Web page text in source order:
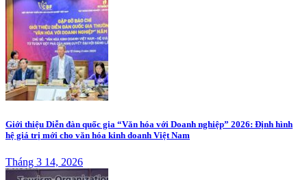
Giới thiệu Diễn đàn quốc gia “Văn hóa với Doanh nghiệp” 2026: Định hình
hệ giá trị mới cho văn hóa kinh doanh Việt Nam
Tháng 3 14, 2026